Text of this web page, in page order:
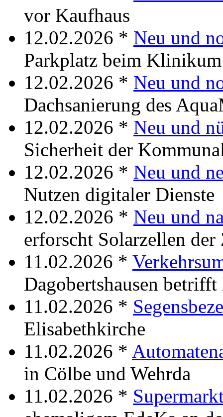
vor Kaufhaus
12.02.2026 * Neu und
Parkplatz beim Klinikum
12.02.2026 * Neu und
Dachsanierung des
12.02.2026 * Neu und
Sicherheit der
12.02.2026 * Neu und
Nutzen digitaler Dienste
12.02.2026 * Neu und
erforscht Solarzellen
11.02.2026 *
Dagobertshausen
11.02.2026 *
Elisabethkirche
11.02.2026 *
in Cölbe und Wehrda
11.02.2026 *